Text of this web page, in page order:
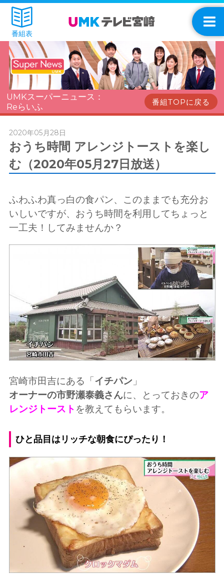
番組表
UMKスーパーニュース：
Reらいふ
番組TOPに戻る
2020年05月28日
おうち時間 アレンジトーストを楽し
む（2020年05月27日放送）
ふわふわ真っ白の食パン、このままでも充分お
いしいですが、おうち時間を利用してちょっと
一工夫！してみませんか？
宮崎市田吉にある「イチパン 」
オーナーの市野瀬泰義さんに、とっておきのア
レンジトースト を教えてもらいます。
ひと品目はリッチな朝食にぴったり！